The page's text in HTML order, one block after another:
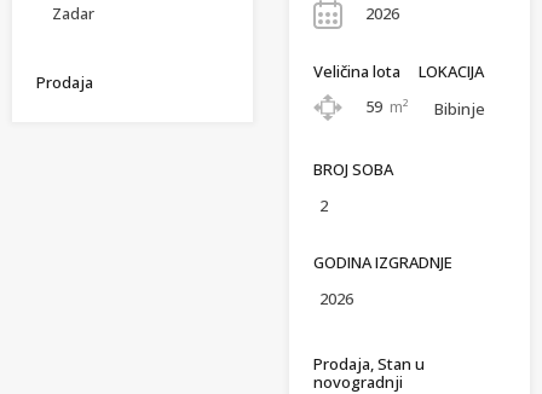
Zadar
Prodaja
2026
Veličina lota
59 m²
LOKACIJA
Bibinje
BROJ SOBA
2
GODINA IZGRADNJE
2026
Prodaja, Stan u
novogradnji